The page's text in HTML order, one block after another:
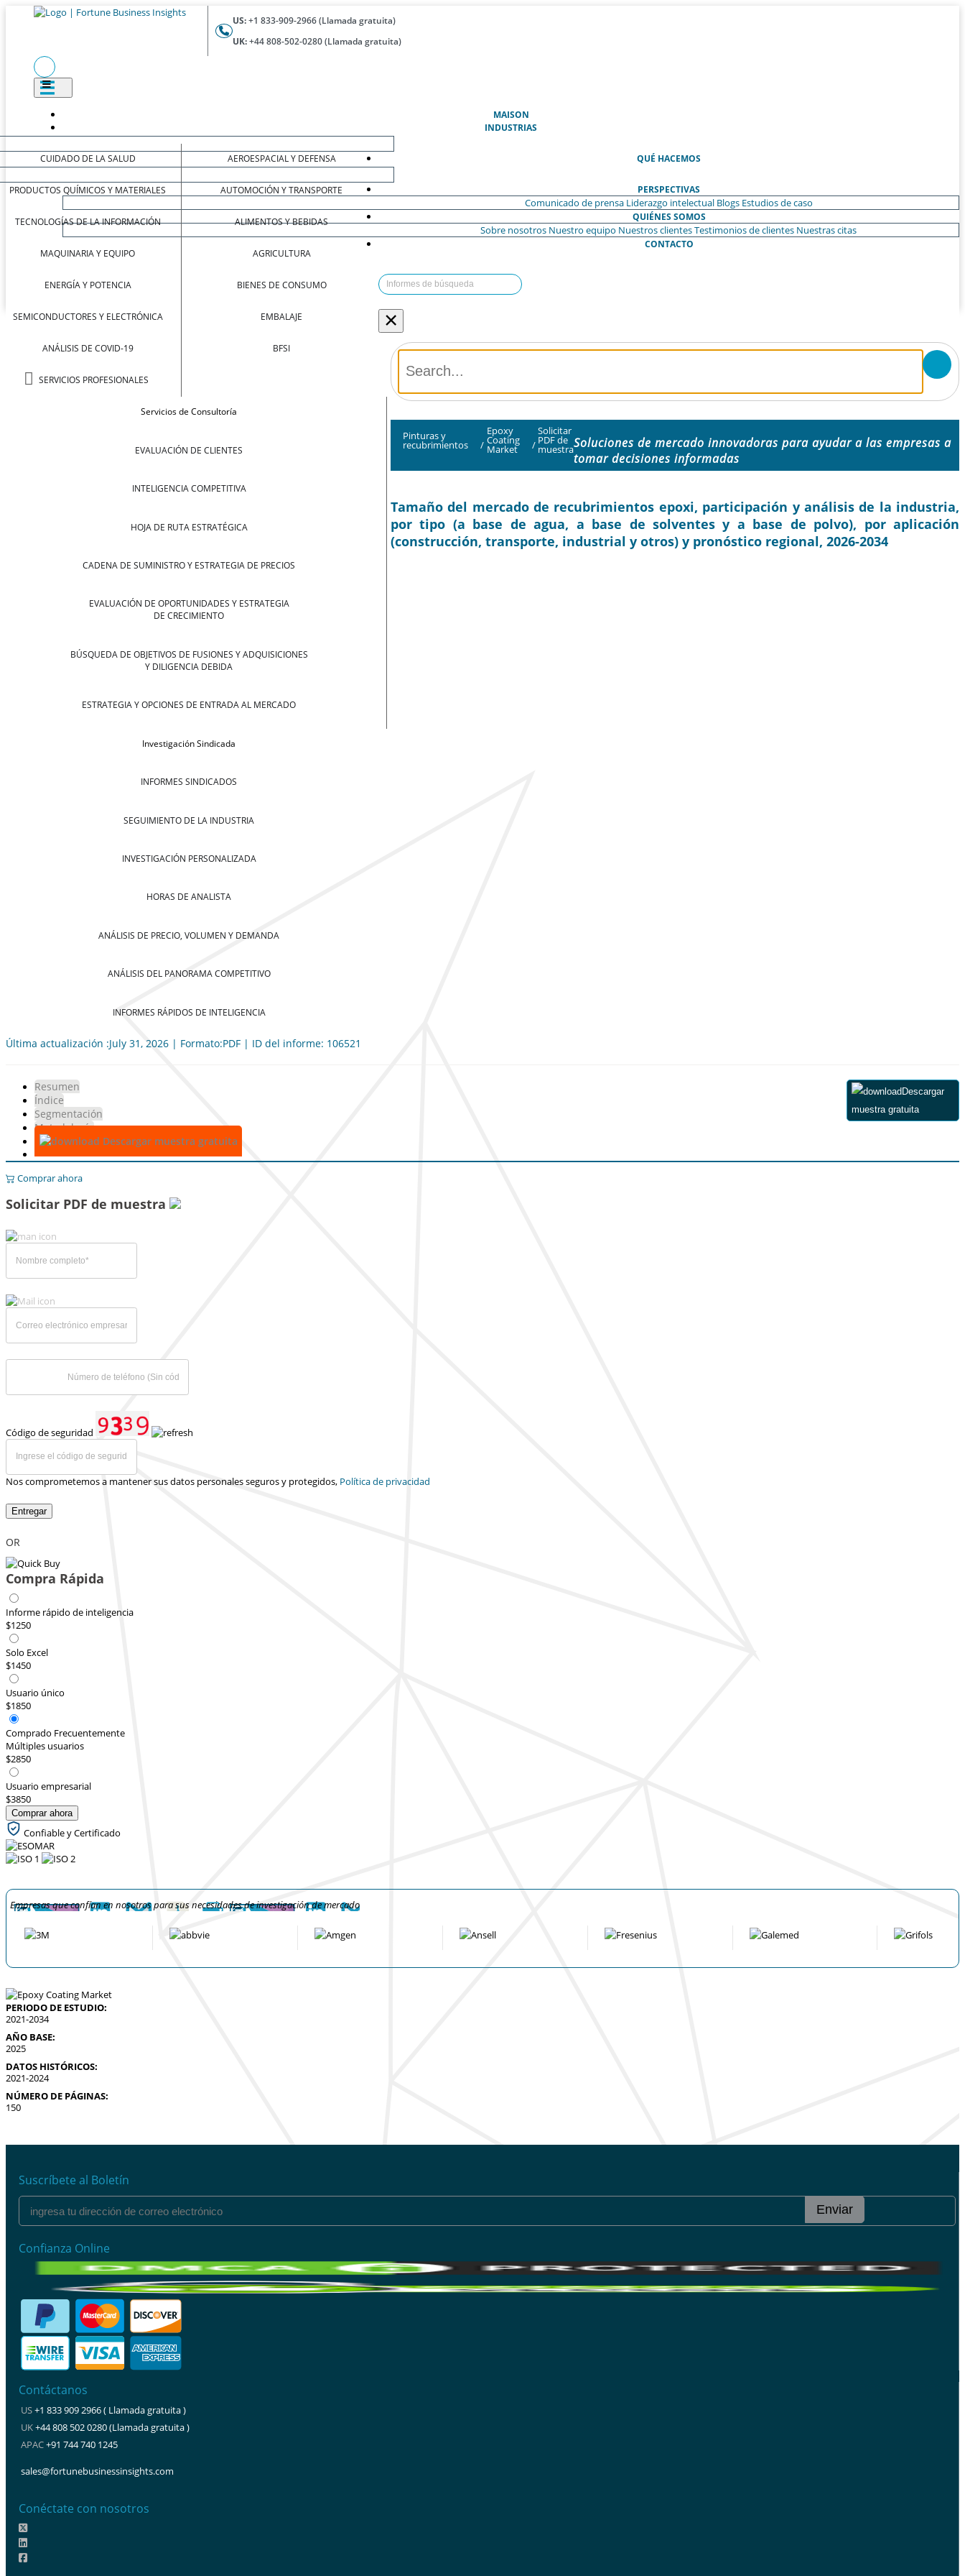
US:+1 833-909-2966 (Llamada gratuita)
UK:+44 808-502-0280 (Llamada gratuita)
MAISON(ACTUAL)
INDUSTRIAS
CUIDADO DE LA SALUD
PRODUCTOS QUÍMICOS Y MATERIALES
TECNOLOGÍAS DE LA INFORMACIÓN
MAQUINARIA Y EQUIPO
ENERGÍA Y POTENCIA
SEMICONDUCTORES Y ELECTRÓNICA
ANÁLISIS DE COVID-19
SERVICIOS PROFESIONALES
AEROESPACIAL Y DEFENSA
AUTOMOCIÓN Y TRANSPORTE
ALIMENTOS Y BEBIDAS
AGRICULTURA
BIENES DE CONSUMO
EMBALAJE
BFSI
QUÉ HACEMOS
Servicios de Consultoría
EVALUACIÓN DE CLIENTES
INTELIGENCIA COMPETITIVA
HOJA DE RUTA ESTRATÉGICA
CADENA DE SUMINISTRO Y ESTRATEGIA DE PRECIOS
EVALUACIÓN DE OPORTUNIDADES Y ESTRATEGIA
DE CRECIMIENTO
BÚSQUEDA DE OBJETIVOS DE FUSIONES Y ADQUISICIONES
Y DILIGENCIA DEBIDA
ESTRATEGIA Y OPCIONES DE ENTRADA AL MERCADO
Investigación Sindicada
INFORMES SINDICADOS
SEGUIMIENTO DE LA INDUSTRIA
INVESTIGACIÓN PERSONALIZADA
HORAS DE ANALISTA
ANÁLISIS DE PRECIO, VOLUMEN Y DEMANDA
ANÁLISIS DEL PANORAMA COMPETITIVO
INFORMES RÁPIDOS DE INTELIGENCIA
PERSPECTIVAS
Comunicado de prensa Liderazgo intelectual Blogs Estudios de caso
QUIÉNES SOMOS
Sobre nosotros Nuestro equipo Nuestros clientesTestimonios de clientes Nuestras citas
CONTACTO
×
Pinturas y
recubrimientos /
Epoxy
Coating
Market /
Solicitar
PDF de
muestraSoluciones de mercado innovadoras para ayudar a las empresas a
tomar decisiones informadas
Tamaño del mercado de recubrimientos epoxi, participación y análisis de la industria,
por tipo (a base de agua, a base de solventes y a base de polvo), por aplicación
(construcción, transporte, industrial y otros) y pronóstico regional, 2026-2034
Última actualización :July 31, 2026 | Formato:PDF | ID del informe: 106521
Resumen
Índice
Segmentación
Metodología
Descargar muestra gratuita
Descargar
muestra gratuita
Comprar ahora
Solicitar PDF de muestra
Código de seguridad
Nos comprometemos a mantener sus datos personales seguros y protegidos, Política de privacidad
Entregar
OR
Compra Rápida
Informe rápido de inteligencia
$1250
Solo Excel
$1450
Usuario único
$1850
Comprado Frecuentemente
Múltiples usuarios
$2850
Usuario empresarial
$3850
Comprar ahora
Confiable y Certificado
Empresas que confían en nosotros para sus necesidades de investigación de mercado
PERIODO DE ESTUDIO:
2021-2034
AÑO BASE:
2025
DATOS HISTÓRICOS:
2021-2024
NÚMERO DE PÁGINAS:
150
Suscríbete al Boletín
Enviar
Confianza Online
Contáctanos
US+1 833 909 2966 ( Llamada gratuita )
UK+44 808 502 0280 (Llamada gratuita )
APAC+91 744 740 1245
sales@fortunebusinessinsights.com
Conéctate con nosotros